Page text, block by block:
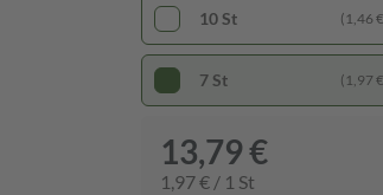
10 St (1,46
7 St (1,97
13,79 €
1,97 € / 1 St